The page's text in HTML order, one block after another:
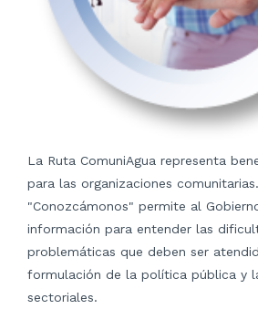
La Ruta ComuniAgua representa
para las organizaciones
"Conozcámonos" permite al
información para entender las
problemáticas que deben ser
formulación de la política pública y
sectoriales.